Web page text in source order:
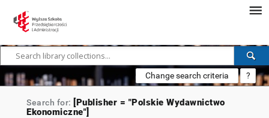
Change search criteria ?
Search for: [Publisher = "Polskie Wydawnictwo
Ekonomiczne"]